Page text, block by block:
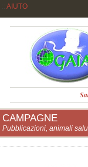
AIUTO
CAMPAGNE
Pubblicazioni, animali